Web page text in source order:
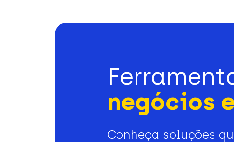
negócios
Conheça soluções